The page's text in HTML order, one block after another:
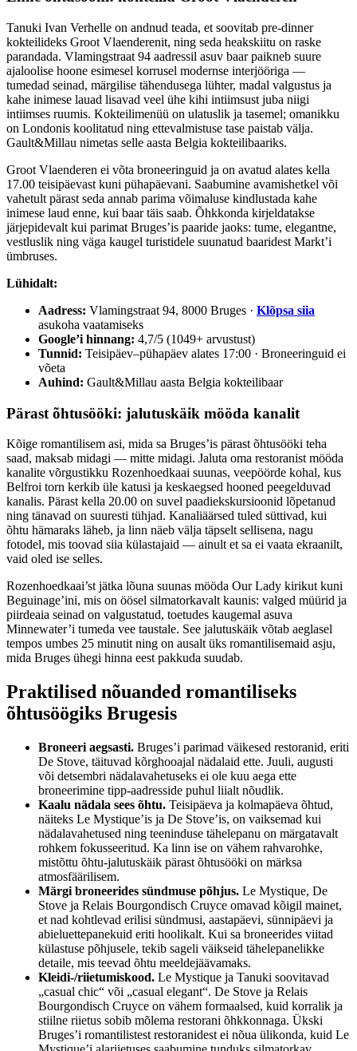
Tanuki Ivan Verhelle on andnud teada, et soovitab pre-dinner
kokteilideks Groot Vlaenderenit, ning seda heakskiitu on raske
parandada. Vlamingstraat 94 aadressil asuv baar paikneb suure
ajaloolise hoone esimesel korrusel modernse interjööriga —
tumedad seinad, märgilise tähendusega lühter, madal valgustus ja
kahe inimese lauad lisavad veel ühe kihi intiimsust juba niigi
intiimses ruumis. Kokteilimenüü on ulatuslik ja tasemel; omanikku
on Londonis koolitatud ning ettevalmistuse tase paistab välja.
Gault&Millau nimetas selle aasta Belgia kokteilibaariks.
Groot Vlaenderen ei võta broneeringuid ja on avatud alates kella
17.00 teisipäevast kuni pühapäevani. Saabumine avamishetkel või
vahetult pärast seda annab parima võimaluse kindlustada kahe
inimese laud enne, kui baar täis saab. Õhkkonda kirjeldatakse
järjepidevalt kui parimat Bruges’is paaride jaoks: tume, elegantne,
vestluslik ning väga kaugel turistidele suunatud baaridest Markt’i
ümbruses.
Lühidalt:
Aadress: Vlamingstraat 94, 8000 Bruges · Klõpsa siia
asukoha vaatamiseks
Google’i hinnang: 4,7/5 (1049+ arvustust)
Tunnid: Teisipäev–pühapäev alates 17:00 · Broneeringuid ei
võeta
Auhind: Gault&Millau aasta Belgia kokteilibaar
Pärast õhtusööki: jalutuskäik mööda kanalit
Kõige romantilisem asi, mida sa Bruges’is pärast õhtusööki teha
saad, maksab midagi — mitte midagi. Jaluta oma restoranist mööda
kanalite võrgustikku Rozenhoedkaai suunas, veepöörde kohal, kus
Belfroi torn kerkib üle katusi ja keskaegsed hooned peegelduvad
kanalis. Pärast kella 20.00 on suvel paadiekskursioonid lõpetanud
ning tänavad on suuresti tühjad. Kanaliäärsed tuled süttivad, kui
õhtu hämaraks läheb, ja linn näeb välja täpselt sellisena, nagu
fotodel, mis toovad siia külastajaid — ainult et sa ei vaata ekraanilt,
vaid oled ise selles.
Rozenhoedkaai’st jätka lõuna suunas mööda Our Lady kirikut kuni
Beguinage’ini, mis on öösel silmatorkavalt kaunis: valged müürid ja
piirdeaia seinad on valgustatud, toetudes kaugemal asuva
Minnewater’i tumeda vee taustale. See jalutuskäik võtab aeglasel
tempos umbes 25 minutit ning on ausalt üks romantilisemaid asju,
mida Bruges ühegi hinna eest pakkuda suudab.
Praktilised nõuanded romantiliseks
õhtusöögiks Brugesis
Broneeri aegsasti. Bruges’i parimad väikesed restoranid, eriti
De Stove, täituvad kõrghooajal nädalaid ette. Juuli, augusti
või detsembri nädalavahetuseks ei ole kuu aega ette
broneerimine tipp-aadresside puhul liialt nõudlik.
Kaalu nädala sees õhtu. Teisipäeva ja kolmapäeva õhtud,
näiteks Le Mystique’is ja De Stove’is, on vaiksemad kui
nädalavahetused ning teeninduse tähelepanu on märgatavalt
rohkem fokusseeritud. Ka linn ise on vähem rahvarohke,
mistõttu õhtu-jalutuskäik pärast õhtusööki on märksa
atmosfäärilisem.
Märgi broneerides sündmuse põhjus. Le Mystique, De
Stove ja Relais Bourgondisch Cruyce omavad kõigil mainet,
et nad kohtlevad erilisi sündmusi, aastapäevi, sünnipäevi ja
abieluettepanekuid eriti hoolikalt. Kui sa broneerides viitad
külastuse põhjusele, tekib sageli väikseid tähelepanelikke
detaile, mis teevad õhtu meeldejäävamaks.
Kleidi-/riietumiskood. Le Mystique ja Tanuki soovitavad
„casual chic“ või „casual elegant“. De Stove ja Relais
Bourgondisch Cruyce on vähem formaalsed, kuid korralik ja
stiilne riietus sobib mõlema restorani õhkkonnaga. Ükski
Bruges’i romantilistest restoranidest ei nõua ülikonda, kuid Le